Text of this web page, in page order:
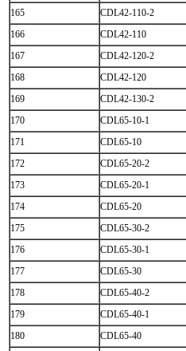
165
CDL42-110-2
166
CDL42-110
167
CDL42-120-2
168
CDL42-120
169
CDL42-130-2
170
CDL65-10-1
171
CDL65-10
172
CDL65-20-2
173
CDL65-20-1
174
CDL65-20
175
CDL65-30-2
176
CDL65-30-1
177
CDL65-30
178
CDL65-40-2
179
CDL65-40-1
180
CDL65-40